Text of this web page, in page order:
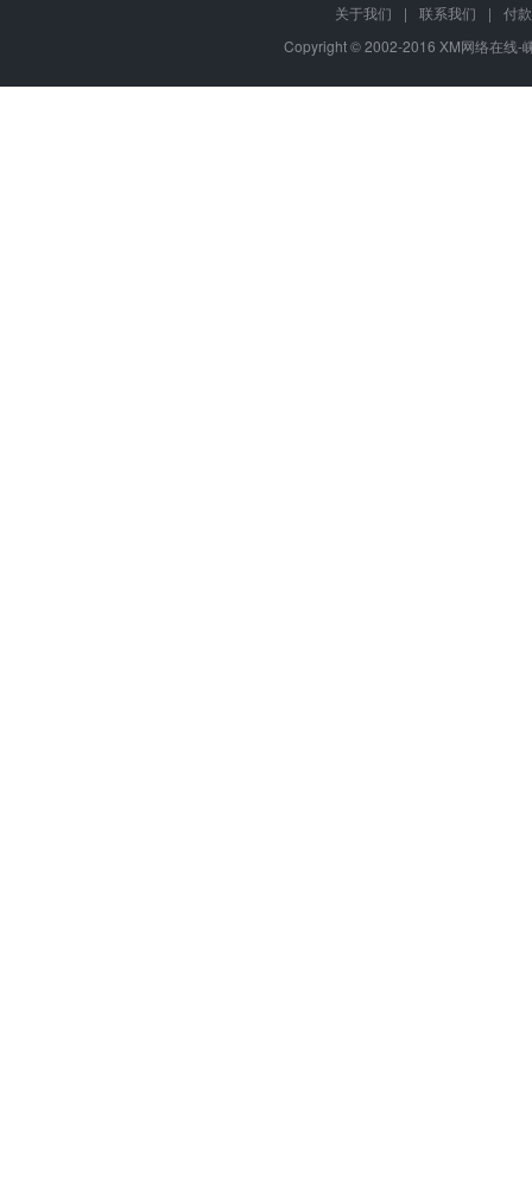
关于我们 | 联系我们 |
付
Copyright © 2002-2016 XM网络在线-